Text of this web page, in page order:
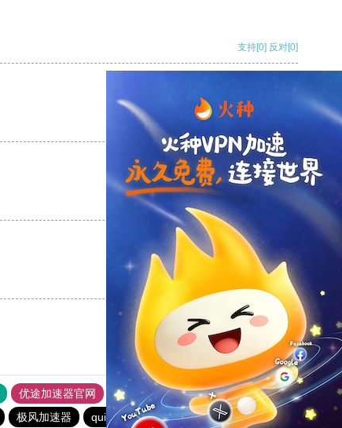
支持[0] 反对[0]
反对
反对[0]
优途加速器官网 风驰加速器 旋风加速器
八戒看书
极风加速器 quickq 书游下载站 俺来买下载站